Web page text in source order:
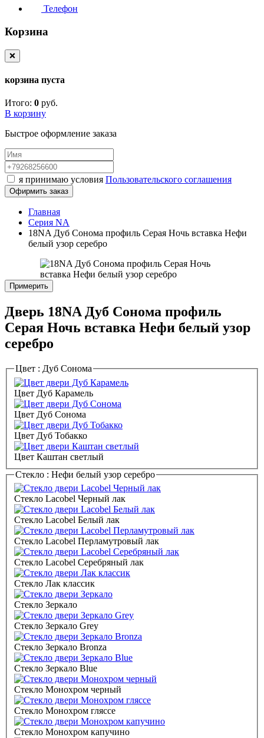
Телефон
Корзина
❌
корзина пуста
Итого: 0 руб.
В корзину
Быстрое оформление заказа
я принимаю условия Пользовательского соглашения
Офирмить заказ
Главная
Серия NA
18NA Дуб Сонома профиль Серая Ночь вставка Нефи
белый узор серебро
Примерить
Дверь 18NA Дуб Сонома профиль
Серая Ночь вставка Нефи белый узор
серебро
Цвет : Дуб Сонома
Цвет Дуб Карамель
Цвет Дуб Сонома
Цвет Дуб Тобакко
Цвет Каштан светлый
Стекло : Нефи белый узор серебро
Стекло Lacobel Черный лак
Стекло Lacobel Белый лак
Стекло Lacobel Перламутровый лак
Стекло Lacobel Серебряный лак
Стекло Лак классик
Стекло Зеркало
Стекло Зеркало Grey
Стекло Зеркало Bronza
Стекло Зеркало Blue
Стекло Монохром черный
Стекло Монохром гляссе
Стекло Монохром капучино